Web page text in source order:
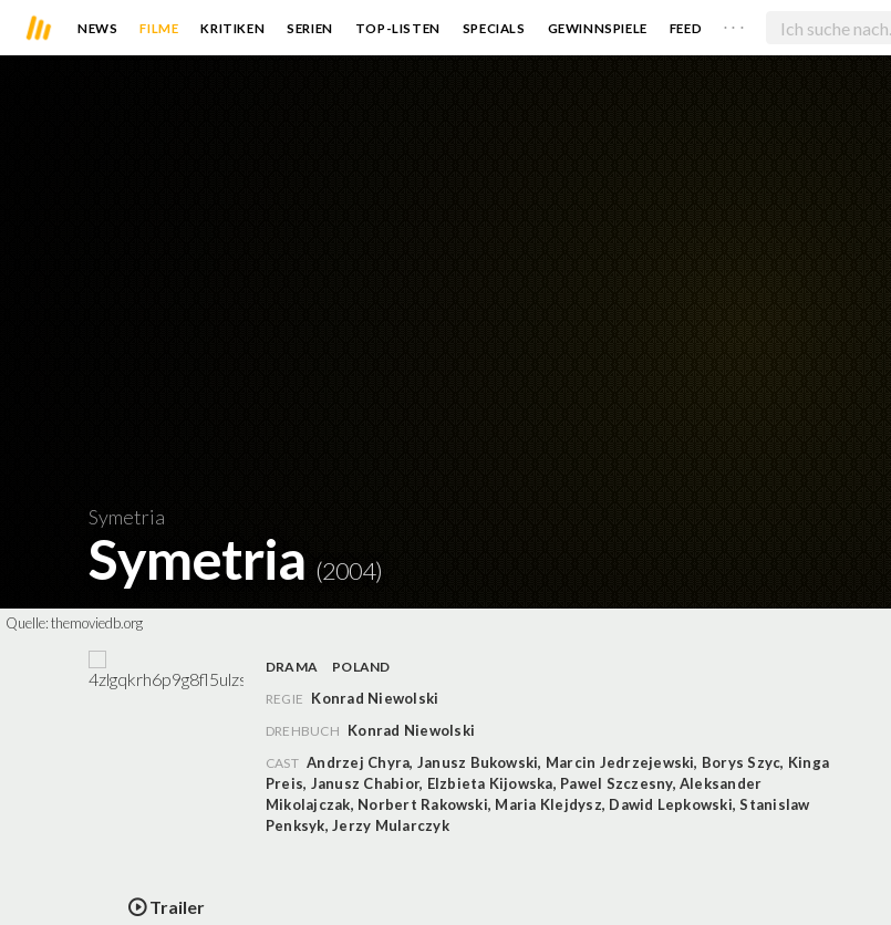
NEWS FILME KRITIKEN SERIEN TOP-LISTEN SPECIALS GEWINNSPIELE FEED . . .
Symetria
Symetria (2004)
Quelle:themoviedb.org
Trailer
DRAMA
POLAND
REGIE Konrad Niewolski
DREHBUCH Konrad Niewolski
CAST Andrzej Chyra, Janusz Bukowski, Marcin Jedrzejewski, Borys Szyc, Kinga
Preis, Janusz Chabior, Elzbieta Kijowska, Pawel Szczesny, Aleksander
Mikolajczak, Norbert Rakowski, Maria Klejdysz, Dawid Lepkowski,Stanislaw
Penksyk,Jerzy Mularczyk